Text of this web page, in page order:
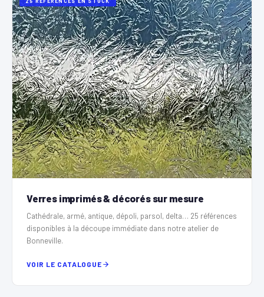
Verres imprimés & décorés sur mesure
Cathédrale, armé, antique, dépoli, parsol, delta… 25 références
disponibles à la découpe immédiate dans notre atelier de
Bonneville.
VOIR LE CATALOGUE